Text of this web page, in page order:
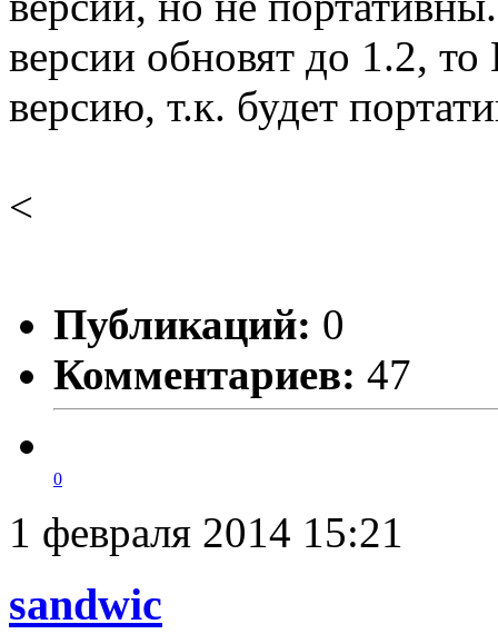
версии обновят до 1.2,
версию, т.к. будет
<
Публикаций: 0
Комментариев: 47
0
1 февраля 2014 15:21
sandwic